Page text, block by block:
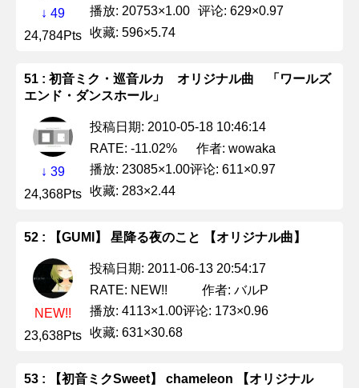
↓ 49
24,784Pts
播放: 20753×1.00 评论: 629×0.97
收藏: 596×5.74
51 : 初音ミク・巡音ルカ オリジナル曲 「ワールズ
エンド・ダンスホール」
↓ 39
24,368Pts
投稿日期: 2010-05-18 10:46:14
RATE: -11.02%
作者: wowaka
播放: 23085×1.00评论: 611×0.97
收藏: 283×2.44
52 : 【GUMI】 星降る夜のこと 【オリジナル曲】
NEW!!
23,638Pts
投稿日期: 2011-06-13 20:54:17
RATE: NEW!!
作者: バルP
播放: 4113×1.00评论: 173×0.96
收藏: 631×30.68
53 : 【初音ミクSweet】 chameleon 【オリジナル